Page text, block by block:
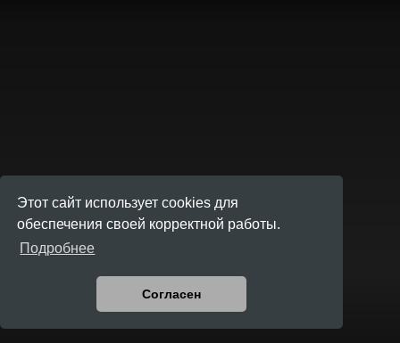
Этот сайт использует cookies для
обеспечения своей корректной работы.
Подробнее
Согласен